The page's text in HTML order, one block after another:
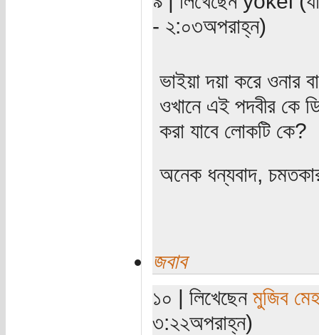
- ২:০৩অপরাহ্ন)
ভাইয়া দয়া করে ওনার
ওখানে এই পদবীর কে
করা যাবে লোকটি কে?
অনেক ধন্যবাদ,
জবাব
১০ | লিখেছেন মুজিব
৩:২২অপরাহ্ন)